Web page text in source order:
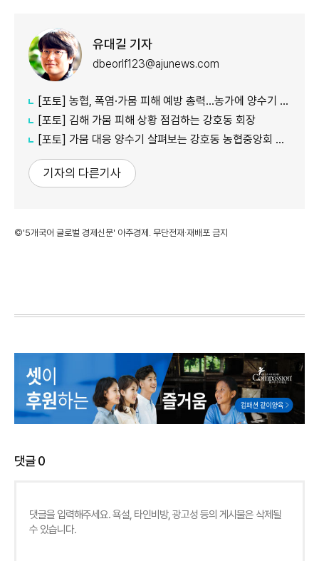
유대길 기자
dbeorlf123@ajunews.com
[포토] 농협, 폭염·가뭄 피해 예방 총력…농가에 양수기 지원
[포토] 김해 가뭄 피해 상황 점검하는 강호동 회장
[포토] 가뭄 대응 양수기 살펴보는 강호동 농협중앙회 회장
기자의 다른기사
©'5개국어 글로벌 경제신문' 아주경제. 무단전재·재배포 금지
댓글0